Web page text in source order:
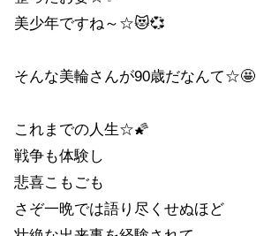
美少年ですね～☆😻💞
そんな美輪さんが90歳だなんて☆🤩
これまでの人生☆🌠
戦争も体験し
悲喜こもごも
さぞ一晩では語り尽くせぬほど